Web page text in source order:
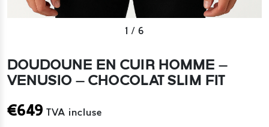
1 / 6
DOUDOUNE EN CUIR HOMME –
VENUSIO – CHOCOLAT SLIM FIT
€649 TVA incluse